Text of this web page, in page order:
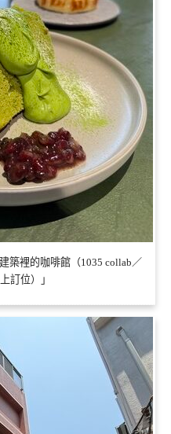
築裡的咖啡館（1035 collab／
訂位）」